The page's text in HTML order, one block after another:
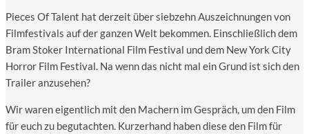
Pie­ces Of Talent hat der­zeit über sieb­zehn Aus­zeich­nun­gen von
Film­fes­ti­vals auf der gan­zen Welt bekom­men. Ein­schließ­lich dem
Bram Sto­ker Inter­na­tio­nal Film Fes­ti­val und dem New York City
Hor­ror Film Fes­ti­val. Na wenn das nicht mal ein Grund ist sich den
Trai­ler anzusehen?
Wir waren eigent­lich mit den Machern im Gespräch, um den Film
für euch zu begut­ach­ten. Kur­zer­hand haben die­se den Film für